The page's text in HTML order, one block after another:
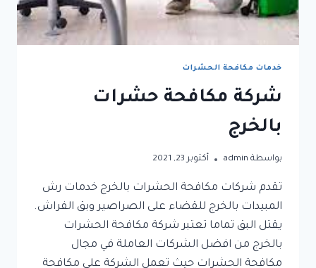
خدمات مكافحة الحشرات
شركة مكافحة حشرات
بالخرج
بواسطة admin أكتوبر 23, 2021
تقدم شركات مكافحة الحشرات بالخرج خدمات رش
المبيدات بالخرج للقضاء على الصراصير وبق الفراش.
يقتل البق تماما تعتبر شركة مكافحة الحشرات
بالخرج من افضل الشركات العاملة في مجال
مكافحة الحشرات حيث تعمل الشركة على مكافحة